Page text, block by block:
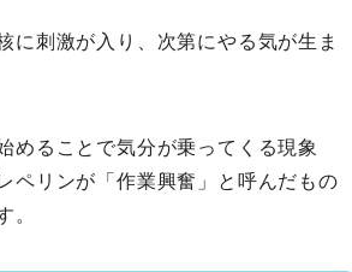
に刺激が入り、次第にやる気が生ま
めることで気分が乗ってくる現象
ペリンが「作業興奮」と呼んだもの
。